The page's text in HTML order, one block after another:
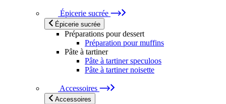
Épicerie sucrée
Épicerie sucrée
Préparations pour dessert
Préparation pour muffins
Pâte à tartiner
Pâte à tartiner speculoos
Pâte à tartiner noisette
Accessoires
Accessoires